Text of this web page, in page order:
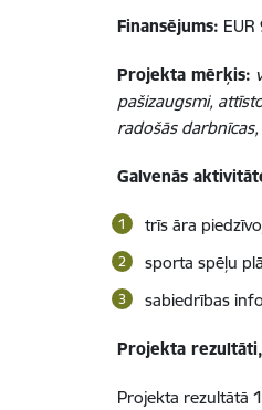
Finansējums:
Projekta mērķis:
pašizaugsmi,
radošās
Galvenās
trīs āra
sporta spēļu
sabiedrības
Projekta
Projekta rezultātā